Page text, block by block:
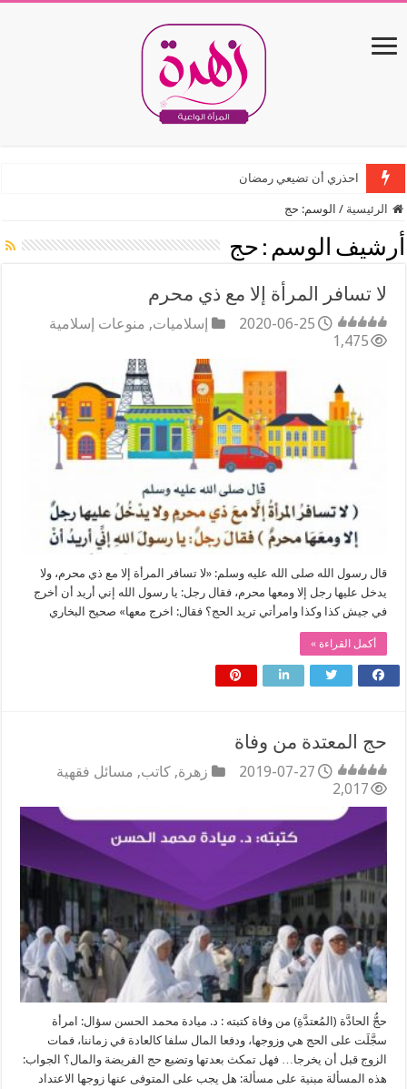
احذري أن تضيعي رمضان
الرئيسية / الوسم: حج
أرشيف الوسم : حج
لا تسافر المرأة إلا مع ذي محرم
2020-06-25 إسلاميات, منوعات إسلامية
1,475
قال رسول الله صلى الله عليه وسلم: «لا تسافر المرأة إلا مع ذي محرم، ولا
يدخل عليها رجل إلا ومعها محرم، فقال رجل: يا رسول الله إني أريد أن أخرج
في جيش كذا وكذا وامرأتي تريد الحج؟ فقال: اخرج معها» صحيح البخاري
أكمل القراءة »
حج المعتدة من وفاة
2019-07-27 زهرة, كاتب, مسائل فقهية
2,017
حجُّ الحادَّة (المُعتدَّةِ) من وفاة كتبته : د. ميادة محمد الحسن سؤال: امرأة
سجَّلَت على الحج هي وزوجها، ودفعا المال سلفا كالعادة في زماننا، فمات
الزوج قبل أن يخرجا… فهل تمكث بعدتها وتضيع حج الفريضة والمال؟ الجواب:
هذه المسألة مبنية على مسألة: هل يجب على المتوفى عنها زوجها الاعتداد